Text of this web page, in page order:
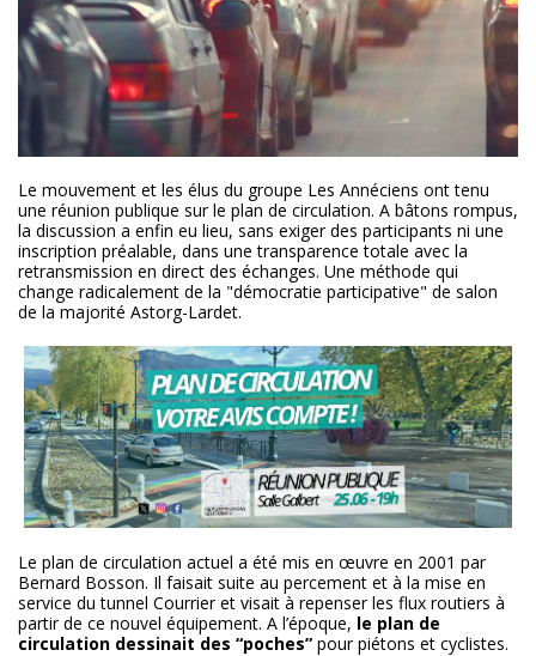
Le mouvement et les élus du groupe Les Annéciens ont tenu
une réunion publique sur le plan de circulation. A bâtons rompus,
la discussion a enfin eu lieu, sans exiger des participants ni une
inscription préalable, dans une transparence totale avec la
retransmission en direct des échanges. Une méthode qui
change radicalement de la "démocratie participative" de salon
de la majorité Astorg-Lardet.
Le plan de circulation actuel a été mis en œuvre en 2001 par
Bernard Bosson. Il faisait suite au percement et à la mise en
service du tunnel Courrier et visait à repenser les flux routiers à
partir de ce nouvel équipement. A l’époque, le plan de
circulation dessinait des “poches” pour piétons et cyclistes.